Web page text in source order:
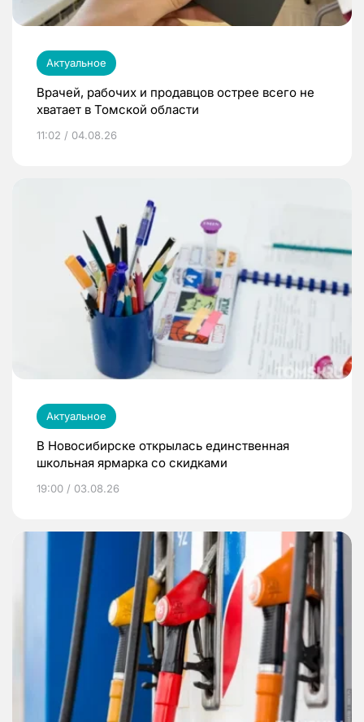
Актуальное
Врачей, рабочих и продавцов острее всего не
хватает в Томской области
11:02 / 04.08.26
Актуальное
В Новосибирске открылась единственная
школьная ярмарка со скидками
19:00 / 03.08.26